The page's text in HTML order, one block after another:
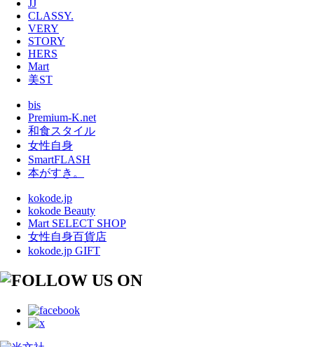
JJ
CLASSY.
VERY
STORY
HERS
Mart
美ST
bis
Premium-K.net
和食スタイル
女性自身
SmartFLASH
本がすき。
kokode.jp
kokode Beauty
Mart SELECT SHOP
女性自身百貨店
kokode.jp GIFT